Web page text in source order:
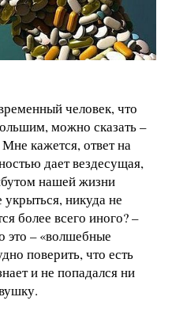
человек, что
можно сказать –
кажется, ответ на
дает вездесущая,
нашей жизни
укрыться, никуда не
более всего иного? –
это – «волшебные
поверить, что есть
и не попадался ни